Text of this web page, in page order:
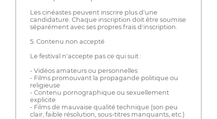
Les cinéastes peuvent inscrire plus d'une
candidature. Chaque inscription doit être soumise
séparément avec ses propres frais d'inscription.
5. Contenu non accepté
Le festival n'accepte pas ce qui suit :
- Vidéos amateurs ou personnelles
- Films promouvant la propagande politique ou
religieuse
- Contenu pornographique ou sexuellement
explicite
- Films de mauvaise qualité technique (son peu
clair, faible résolution, sous-titres manquants, etc.)